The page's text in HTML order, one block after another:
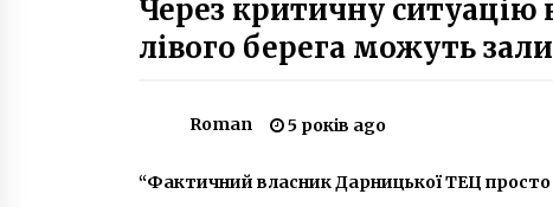
вулиці Ярославів Вал
8 років ago
5 років ago
Через критичну
лівого берега можуть
Roman 5 років ago
“Фактичний власник Дарницької ТЕЦ